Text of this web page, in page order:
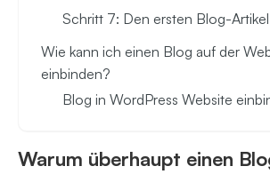
Schritt 7: Den ersten Blog-
Wie kann ich einen Blog auf der
einbinden?
Blog in WordPress Website
Warum überhaupt einen